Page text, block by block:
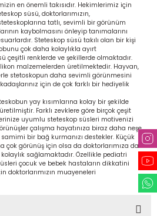
Teknisyen ve Tekniker
Temizlik Personeli Kıyafetleri
Tıbbi Sekreter Kıyafetleri
en önemli takısıdır. Hekimlerimiz için
süsü, doktorlarımızın,
tatlı, sevimli bir görünüm
kaybolmasını önleyip tanımalarını
Steteskop süsü takılı olan bir kişi
çok daha kolaylıkla ayırt
çeşitli renklerde ve şekillerde olmaktadır.
malzemelerden üretilmektedir. Hayvan,
stetoskopun daha sevimli görünmesini
için de çok farklı bir hediyelik
yay kısımlarına kolay bir şekilde
Farklı zevklere göre birçok çeşit
uyumlu steteskop süsleri motivenizi
çalışma hayatınıza biraz daha neşe
bir bağ kurmanızı destekler. Küçük
çok görünüş için olsa da doktorlarımıza da
sağlamaktadır. Özellikle pediatri
çocuk ve bebek hastaların dikkatini
doktorlarımızın muayeneleri